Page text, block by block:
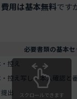
費用は基本無料です
必要書類の基本セ
控え
控え写し・本人確認と
出 スクロールできます